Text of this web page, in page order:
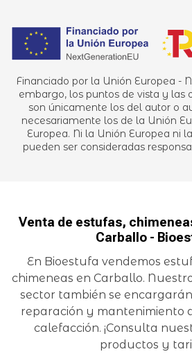
Financiado por la Unión Europea -
embargo, los puntos de vista y las
son únicamente los del autor o
necesariamente los de la Unión
Europea. Ni la Unión Europea ni
pueden ser consideradas
Venta de estufas,
Carballo -
En Bioestufa vendemos
chimeneas en Carballo.
sector también se
reparación y mantenimiento
calefacción. ¡Consulta
productos y